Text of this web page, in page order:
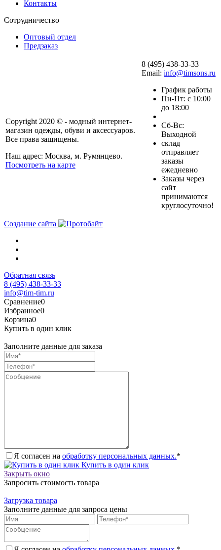
Контакты
Сотрудничество
Оптовый отдел
Предзаказ
Copyright 2020 © - модный интернет-
магазин одежды, обуви и аксессуаров.
Все права защищены.
Наш адрес: Москва, м. Румянцево.
Посмотреть на карте
8 (495) 438-33-33
Email: info@timsons.ru
График работы
Пн-Пт: с 10:00
до 18:00
Cб-Вс:
Выходной
склад
отправляет
заказы
ежедневно
Заказы через
сайт
принимаются
круглосуточно!
Создание сайта
Обратная связь
8 (495) 438-33-33
info@tim-tim.ru
Сравнение0
Избранное0
Корзина0
Купить в один клик
Заполните данные для заказа
Я согласен на обработку персональных данных.*
Купить в один клик
Закрыть окно
Запросить стоимость товара
Загрузка товара
Заполните данные для запроса цены